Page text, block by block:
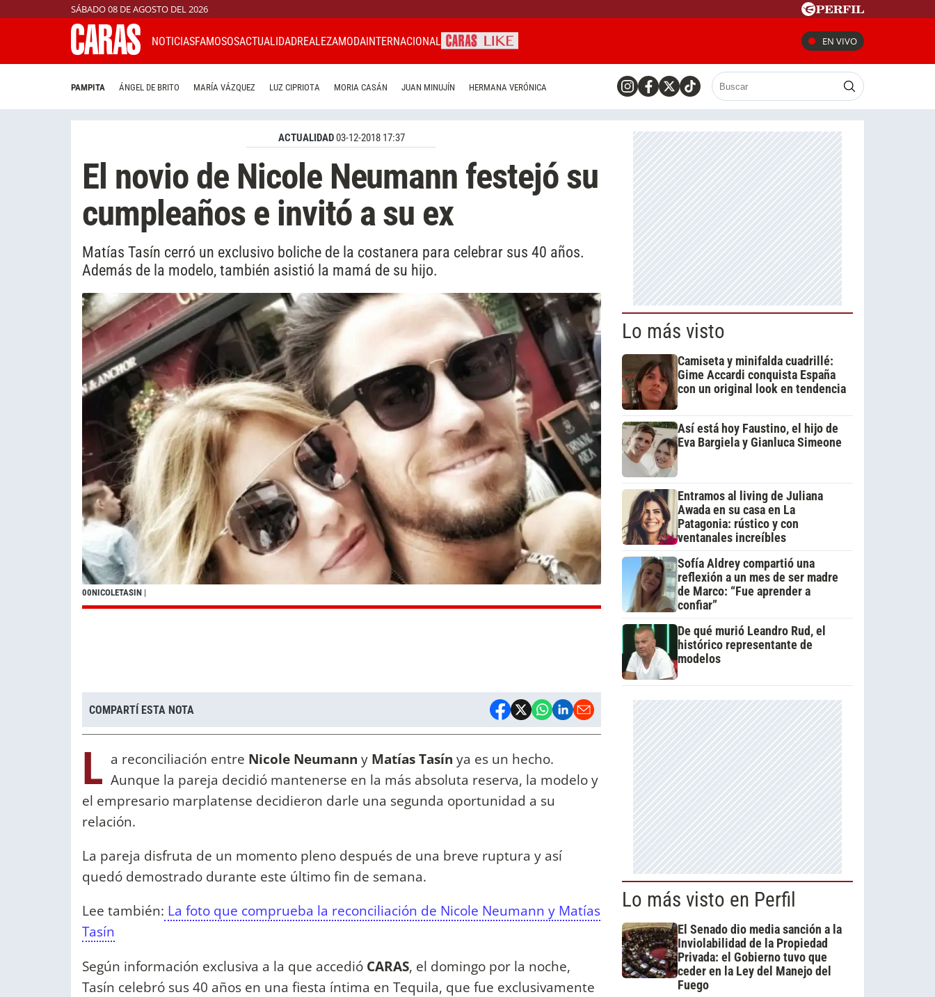
SÁBADO 08 DE AGOSTO DEL 2026
NOTICIASFAMOSOSACTUALIDADREALEZAMODAINTERNACIONAL EN VIVO
PAMPITA ÁNGEL DE BRITO MARÍA VÁZQUEZ LUZ CIPRIOTA MORIA CASÁN JUAN MINUJÍN HERMANA VERÓNICA
ACTUALIDAD03-12-2018 17:37
El novio de Nicole Neumann festejó su
cumpleaños e invitó a su ex
Matías Tasín cerró un exclusivo boliche de la costanera para celebrar sus 40 años.
Además de la modelo, también asistió la mamá de su hijo.
00NICOLETASIN |
COMPARTÍ ESTA NOTA
L a reconciliación entre Nicole Neumann y Matías Tasín ya es un hecho.
Aunque la pareja decidió mantenerse en la más absoluta reserva, la modelo y
el empresario marplatense decidieron darle una segunda oportunidad a su
relación.
La pareja disfruta de un momento pleno después de una breve ruptura y así
quedó demostrado durante este último fin de semana.
Lee también: La foto que comprueba la reconciliación de Nicole Neumann y Matías
Tasín
Según información exclusiva a la que accedió CARAS, el domingo por la noche,
Tasín celebró sus 40 años en una fiesta íntima en Tequila, que fue exclusivamente
Lo más visto
Camiseta y minifalda cuadrillé:
Gime Accardi conquista España
con un original look en tendencia
Así está hoy Faustino, el hijo de
Eva Bargiela y Gianluca Simeone
Entramos al living de Juliana
Awada en su casa en La
Patagonia: rústico y con
ventanales increíbles
Sofía Aldrey compartió una
reflexión a un mes de ser madre
de Marco: “Fue aprender a
confiar”
De qué murió Leandro Rud, el
histórico representante de
modelos
Lo más visto en Perfil
El Senado dio media sanción a la
Inviolabilidad de la Propiedad
Privada: el Gobierno tuvo que
ceder en la Ley del Manejo del
Fuego